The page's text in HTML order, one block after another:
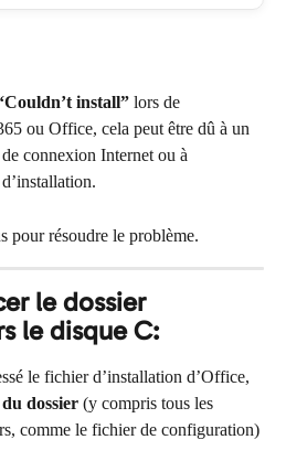
install” lors de
ou Office, cela peut être dû à un
connexion Internet ou à
pour résoudre le problème.
le dossier
le disque C:
le fichier d’installation d’Office,
dossier (y compris tous les
comme le fichier de configuration)